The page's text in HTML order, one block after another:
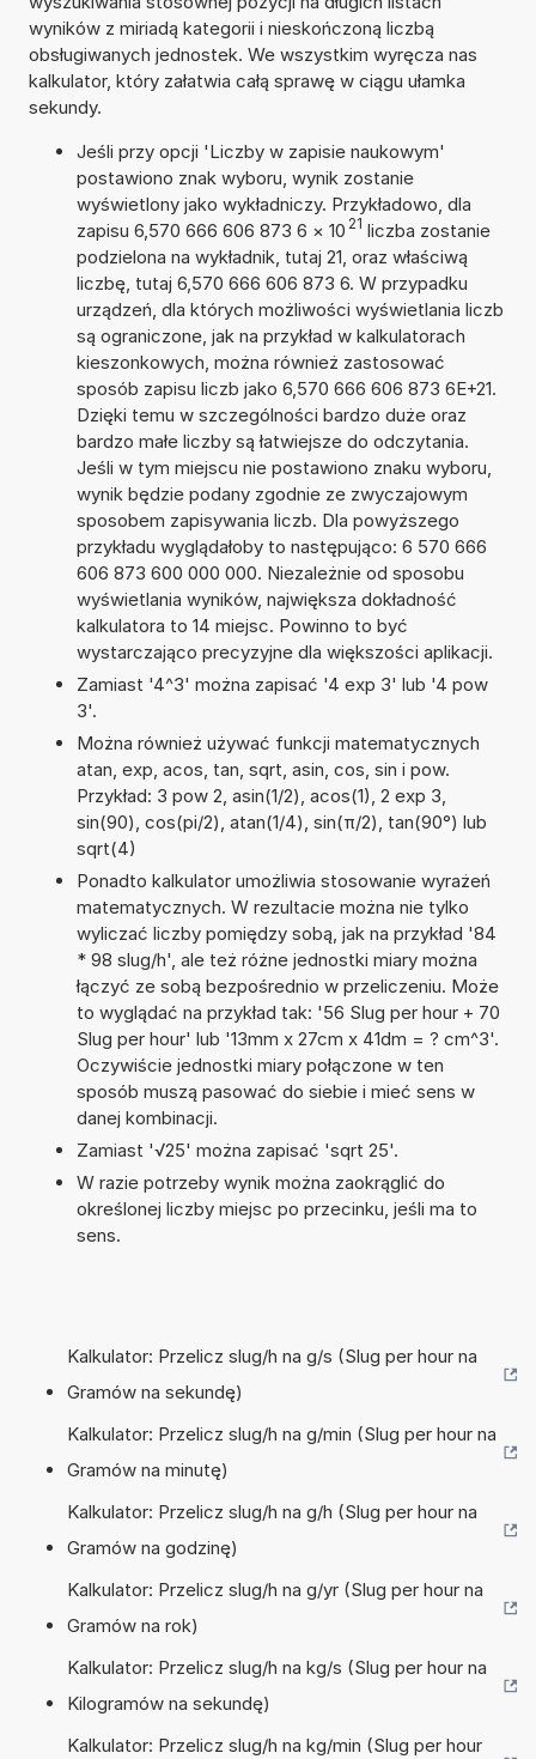
wyników z miriadą kategorii i nieskończoną liczbą
obsługiwanych jednostek. We wszystkim wyręcza nas
kalkulator, który załatwia całą sprawę w ciągu ułamka
sekundy.
Jeśli przy opcji 'Liczby w zapisie naukowym'
postawiono znak wyboru, wynik zostanie
wyświetlony jako wykładniczy. Przykładowo, dla
zapisu 6,570 666 606 873 6 × 10 21 liczba zostanie
podzielona na wykładnik, tutaj 21, oraz właściwą
liczbę, tutaj 6,570 666 606 873 6. W przypadku
urządzeń, dla których możliwości wyświetlania liczb
są ograniczone, jak na przykład w kalkulatorach
kieszonkowych, można również zastosować
sposób zapisu liczb jako 6,570 666 606 873 6E+21.
Dzięki temu w szczególności bardzo duże oraz
bardzo małe liczby są łatwiejsze do odczytania.
Jeśli w tym miejscu nie postawiono znaku wyboru,
wynik będzie podany zgodnie ze zwyczajowym
sposobem zapisywania liczb. Dla powyższego
przykładu wyglądałoby to następująco: 6 570 666
606 873 600 000 000. Niezależnie od sposobu
wyświetlania wyników, największa dokładność
kalkulatora to 14 miejsc. Powinno to być
wystarczająco precyzyjne dla większości aplikacji.
Zamiast '4^3' można zapisać '4 exp 3' lub '4 pow
3'.
Można również używać funkcji matematycznych
atan, exp, acos, tan, sqrt, asin, cos, sin i pow.
Przykład: 3 pow 2, asin(1/2), acos(1), 2 exp 3,
sin(90), cos(pi/2), atan(1/4), sin(π/2), tan(90°) lub
sqrt(4)
Ponadto kalkulator umożliwia stosowanie wyrażeń
matematycznych. W rezultacie można nie tylko
wyliczać liczby pomiędzy sobą, jak na przykład '84
* 98 slug/h', ale też różne jednostki miary można
łączyć ze sobą bezpośrednio w przeliczeniu. Może
to wyglądać na przykład tak: '56 Slug per hour + 70
Slug per hour' lub '13mm x 27cm x 41dm = ? cm^3'.
Oczywiście jednostki miary połączone w ten
sposób muszą pasować do siebie i mieć sens w
danej kombinacji.
Zamiast '√25' można zapisać 'sqrt 25'.
W razie potrzeby wynik można zaokrąglić do
określonej liczby miejsc po przecinku, jeśli ma to
sens.
Kalkulator: Przelicz slug/h na g/s (Slug per hour na
Gramów na sekundę)
Kalkulator: Przelicz slug/h na g/min (Slug per hour na
Gramów na minutę)
Kalkulator: Przelicz slug/h na g/h (Slug per hour na
Gramów na godzinę)
Kalkulator: Przelicz slug/h na g/yr (Slug per hour na
Gramów na rok)
Kalkulator: Przelicz slug/h na kg/s (Slug per hour na
Kilogramów na sekundę)
Kalkulator: Przelicz slug/h na kg/min (Slug per hour